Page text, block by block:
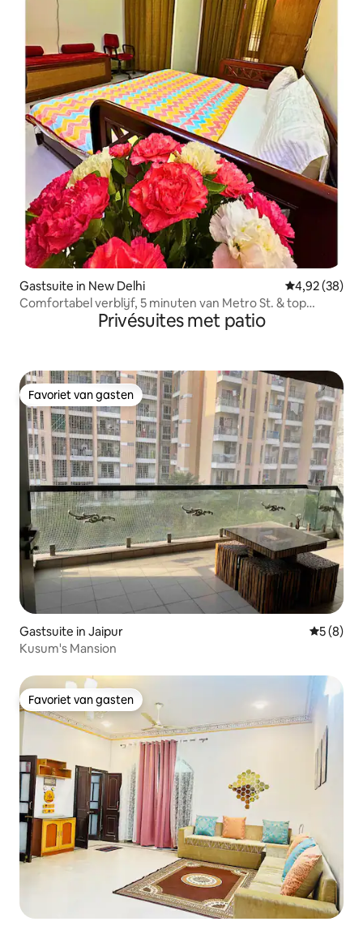
Gastsuite in New Delhi Gemiddelde
4,92 (38)
Comfortabel verblijf, 5 minuten van Metro St. & top
Privésuites met patio
Favoriet van gasten
Favoriet van gasten
Gastsuite in Jaipur
5 (8)
Kusum's Mansion
Favoriet van gasten
Favoriet van gasten